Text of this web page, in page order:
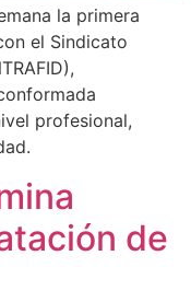
la primera
el Sindicato
profesional,
de